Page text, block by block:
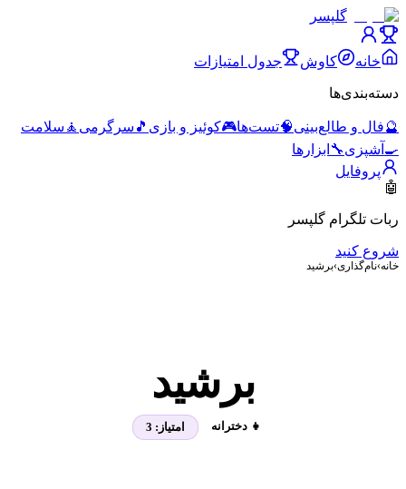
گلپسر
خانه کاوش جدول امتیازات
دسته‌بندی‌ها
🔮فال و طالع‌بینی🧠تست‌ها🎮کوئیز و بازی 🎵 سرگرمی 🧘 سلامت
🍳 آشپزی🔧 ابزارها
پروفایل
🤖
ربات تلگرام گلپسر
شروع کنید
خانه›نام‌گذاری›برشید
برشید
👧 دخترانه امتیاز: 3